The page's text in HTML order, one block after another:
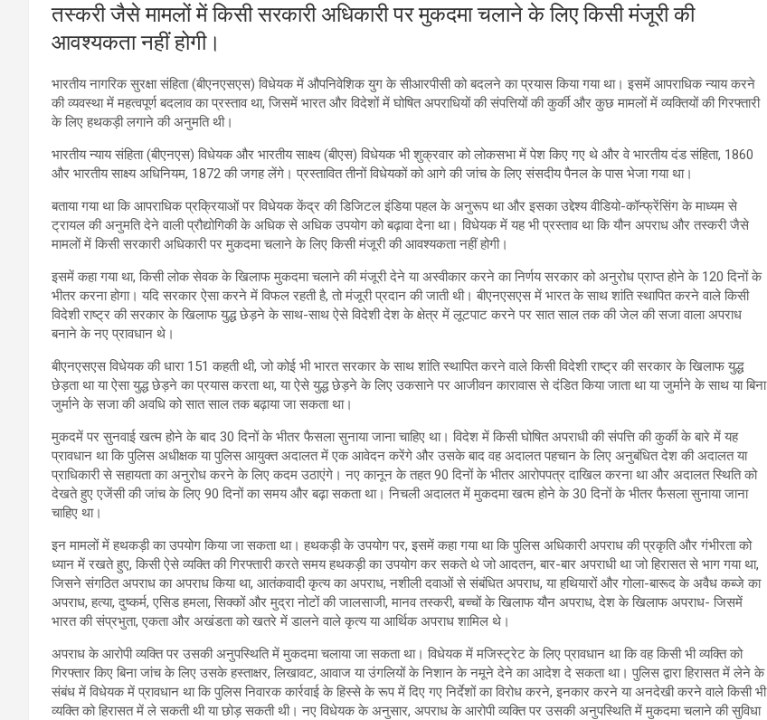
तस्करी जैसे मामलों में किसी सरकारी अधिकारी पर मुकदमा चलाने के लिए किसी मंजूरी की
आवश्यकता नहीं होगी।
भारतीय नागरिक सुरक्षा संहिता (बीएनएसएस) विधेयक में औपनिवेशिक युग के सीआरपीसी को बदलने का प्रयास किया गया था। इसमें आपराधिक न्याय करने
की व्यवस्था में महत्वपूर्ण बदलाव का प्रस्ताव था, जिसमें भारत और विदेशों में घोषित अपराधियों की संपत्तियों की कुर्की और कुछ मामलों में व्यक्तियों की गिरफ्तारी
के लिए हथकड़ी लगाने की अनुमति थी।
भारतीय न्याय संहिता (बीएनएस) विधेयक और भारतीय साक्ष्य (बीएस) विधेयक भी शुक्रवार को लोकसभा में पेश किए गए थे और वे भारतीय दंड संहिता, 1860
और भारतीय साक्ष्य अधिनियम, 1872 की जगह लेंगे। प्रस्तावित तीनों विधेयकों को आगे की जांच के लिए संसदीय पैनल के पास भेजा गया था।
बताया गया था कि आपराधिक प्रक्रियाओं पर विधेयक केंद्र की डिजिटल इंडिया पहल के अनुरूप था और इसका उद्देश्य वीडियो-कॉन्फ्रेंसिंग के माध्यम से
ट्रायल की अनुमति देने वाली प्रौद्योगिकी के अधिक से अधिक उपयोग को बढ़ावा देना था। विधेयक में यह भी प्रस्ताव था कि यौन अपराध और तस्करी जैसे
मामलों में किसी सरकारी अधिकारी पर मुकदमा चलाने के लिए किसी मंजूरी की आवश्यकता नहीं होगी।
इसमें कहा गया था, किसी लोक सेवक के खिलाफ मुकदमा चलाने की मंजूरी देने या अस्वीकार करने का निर्णय सरकार को अनुरोध प्राप्त होने के 120 दिनों के
भीतर करना होगा। यदि सरकार ऐसा करने में विफल रहती है, तो मंजूरी प्रदान की जाती थी। बीएनएसएस में भारत के साथ शांति स्थापित करने वाले किसी
विदेशी राष्ट्र की सरकार के खिलाफ युद्ध छेड़ने के साथ-साथ ऐसे विदेशी देश के क्षेत्र में लूटपाट करने पर सात साल तक की जेल की सजा वाला अपराध
बनाने के नए प्रावधान थे।
बीएनएसएस विधेयक की धारा 151 कहती थी, जो कोई भी भारत सरकार के साथ शांति स्थापित करने वाले किसी विदेशी राष्ट्र की सरकार के खिलाफ युद्ध
छेड़ता था या ऐसा युद्ध छेड़ने का प्रयास करता था, या ऐसे युद्ध छेड़ने के लिए उकसाने पर आजीवन कारावास से दंडित किया जाता था या जुर्माने के साथ या बिना
जुर्माने के सजा की अवधि को सात साल तक बढ़ाया जा सकता था।
मुकदमें पर सुनवाई खत्म होने के बाद 30 दिनों के भीतर फैसला सुनाया जाना चाहिए था। विदेश में किसी घोषित अपराधी की संपत्ति की कुर्की के बारे में यह
प्रावधान था कि पुलिस अधीक्षक या पुलिस आयुक्त अदालत में एक आवेदन करेंगे और उसके बाद वह अदालत पहचान के लिए अनुबंधित देश की अदालत या
प्राधिकारी से सहायता का अनुरोध करने के लिए कदम उठाएंगे। नए कानून के तहत 90 दिनों के भीतर आरोपपत्र दाखिल करना था और अदालत स्थिति को
देखते हुए एजेंसी की जांच के लिए 90 दिनों का समय और बढ़ा सकता था। निचली अदालत में मुकदमा खत्म होने के 30 दिनों के भीतर फैसला सुनाया जाना
चाहिए था।
इन मामलों में हथकड़ी का उपयोग किया जा सकता था। हथकड़ी के उपयोग पर, इसमें कहा गया था कि पुलिस अधिकारी अपराध की प्रकृति और गंभीरता को
ध्यान में रखते हुए, किसी ऐसे व्यक्ति की गिरफ्तारी करते समय हथकड़ी का उपयोग कर सकते थे जो आदतन, बार-बार अपराधी था जो हिरासत से भाग गया था,
जिसने संगठित अपराध का अपराध किया था, आतंकवादी कृत्य का अपराध, नशीली दवाओं से संबंधित अपराध, या हथियारों और गोला-बारूद के अवैध कब्जे का
अपराध, हत्या, दुष्कर्म, एसिड हमला, सिक्कों और मुद्रा नोटों की जालसाजी, मानव तस्करी, बच्चों के खिलाफ यौन अपराध, देश के खिलाफ अपराध- जिसमें
भारत की संप्रभुता, एकता और अखंडता को खतरे में डालने वाले कृत्य या आर्थिक अपराध शामिल थे।
अपराध के आरोपी व्यक्ति पर उसकी अनुपस्थिति में मुकदमा चलाया जा सकता था। विधेयक में मजिस्ट्रेट के लिए प्रावधान था कि वह किसी भी व्यक्ति को
गिरफ्तार किए बिना जांच के लिए उसके हस्ताक्षर, लिखावट, आवाज या उंगलियों के निशान के नमूने देने का आदेश दे सकता था। पुलिस द्वारा हिरासत में लेने के
संबंध में विधेयक में प्रावधान था कि पुलिस निवारक कार्रवाई के हिस्से के रूप में दिए गए निर्देशों का विरोध करने, इनकार करने या अनदेखी करने वाले किसी भी
व्यक्ति को हिरासत में ले सकती थी या छोड़ सकती थी। नए विधेयक के अनुसार, अपराध के आरोपी व्यक्ति पर उसकी अनुपस्थिति में मुकदमा चलाने की सुविधा